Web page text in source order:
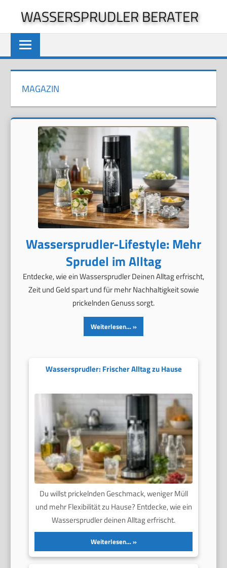
springen
WASSERSPRUDLER BERATER
MAGAZIN
Wassersprudler-Lifestyle: Mehr
Sprudel im Alltag
Entdecke, wie ein Wassersprudler Deinen Alltag erfrischt,
Zeit und Geld spart und für mehr Nachhaltigkeit sowie
prickelnden Genuss sorgt.
Weiterlesen…
Wassersprudler: Frischer Alltag zu Hause
Du willst prickelnden Geschmack, weniger Müll
und mehr Flexibilität zu Hause? Entdecke, wie ein
Wassersprudler deinen Alltag erfrischt.
Weiterlesen…